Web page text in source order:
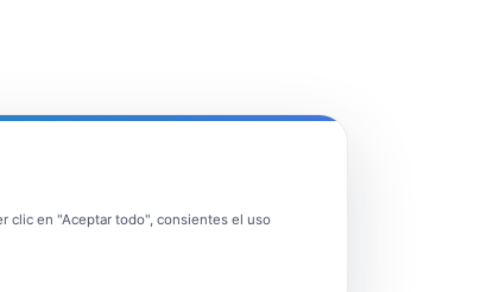
clic en "Aceptar todo", consientes el uso